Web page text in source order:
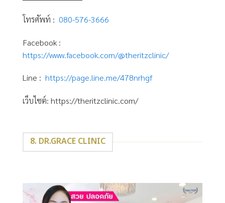
โทรศัพท์ : 080-576-3666
Facebook :
https://www.facebook.com/@theritzclinic/
Line : https://page.line.me/478nrhgf
เว็บไซต์: https://theritzclinic.com/
8. DR.GRACE CLINIC